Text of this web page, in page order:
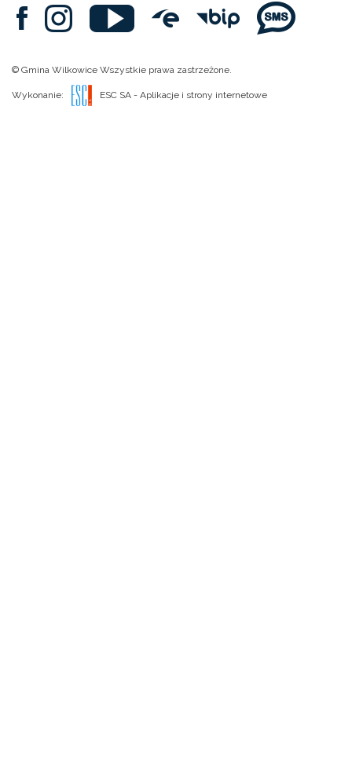
© Gmina Wilkowice Wszystkie prawa zastrzeżone.
Wykonanie: ESC SA- Aplikacje i strony internetowe